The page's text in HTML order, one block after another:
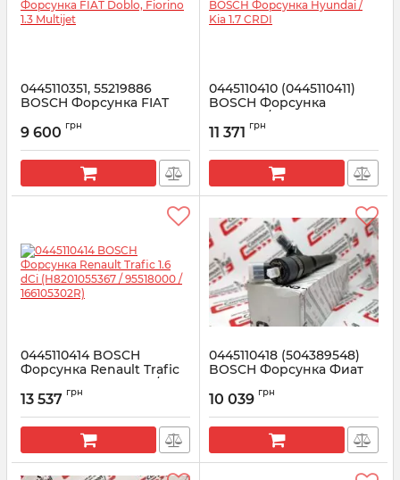
0445110351, 55219886
BOSCH Форсунка FIAT
Артикул: 55219886
9 600 грн
0445110410 (0445110411)
BOSCH Форсунка
Hyundai / Kia 1.7 CRDI
Артикул:
11 371 грн
0445110414 BOSCH
Форсунка Renault Trafic
1.6 dCi (H8201055367 /
95518000 / 166105302R)
Артикул: 0445110414
13 537 грн
0445110418 (504389548)
BOSCH Форсунка Фиат
3.0
Артикул: 0445110418
10 039 грн